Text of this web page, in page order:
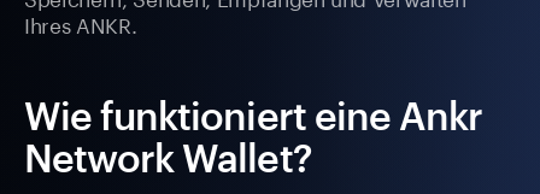
Ihres ANKR.
Wie funktioniert eine Ankr
Network Wallet?